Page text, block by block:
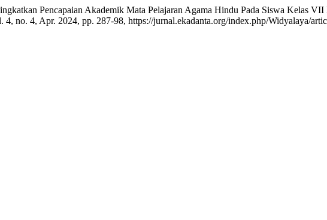
Pencapaian Akademik Mata Pelajaran Agama Hindu Pada Siswa Kelas
4, no. 4, Apr. 2024, pp. 287-98, https://jurnal.ekadanta.org/index.php/Widyalaya/